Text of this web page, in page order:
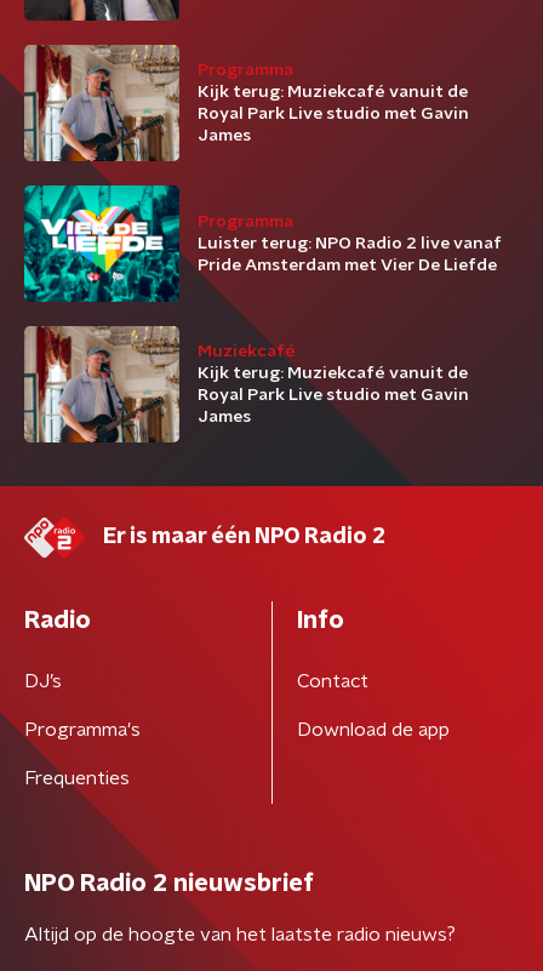
Programma
Kijk terug: Muziekcafé vanuit de
Royal Park Live studio met Gavin
James
Programma
Luister terug: NPO Radio 2 live vanaf
Pride Amsterdam met Vier De Liefde
Muziekcafé
Kijk terug: Muziekcafé vanuit de
Royal Park Live studio met Gavin
James
Er is maar één NPO Radio 2
Radio
DJ’s
Programma's
Frequenties
Info
Contact
Download de app
NPO Radio 2 nieuwsbrief
Altijd op de hoogte van het laatste radio nieuws?